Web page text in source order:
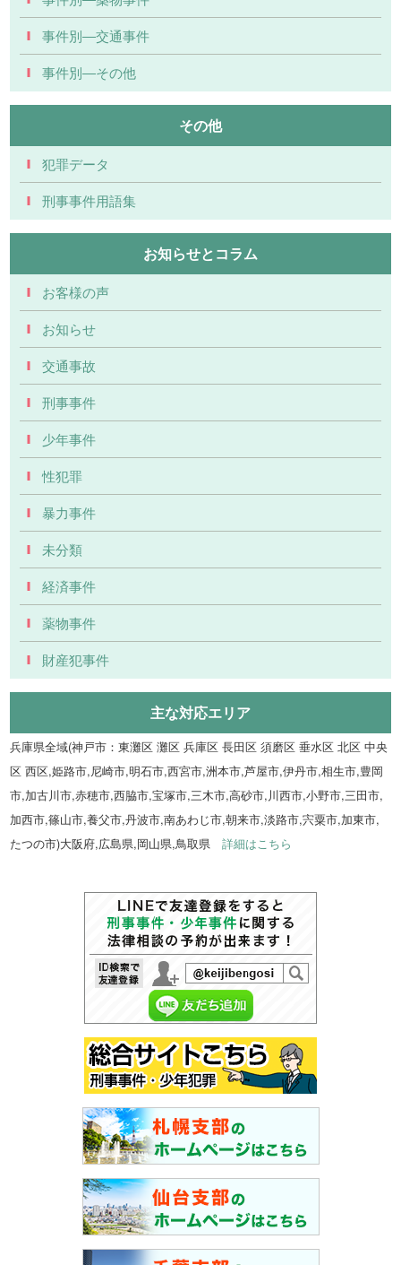
事件別―交通事件
事件別―その他
その他
犯罪データ
刑事事件用語集
お知らせとコラム
お客様の声
お知らせ
交通事故
刑事事件
少年事件
性犯罪
暴力事件
未分類
経済事件
薬物事件
財産犯事件
主な対応エリア
兵庫県全域(神戸市：東灘区 灘区 兵庫区 長田区 須磨区 垂水区 北区 中央
区 西区,姫路市,尼崎市,明石市,西宮市,洲本市,芦屋市,伊丹市,相生市,豊岡
市,加古川市,赤穂市,西脇市,宝塚市,三木市,高砂市,川西市,小野市,三田市,
加西市,篠山市,養父市,丹波市,南あわじ市,朝来市,淡路市,宍粟市,加東市,
たつの市)大阪府,広島県,岡山県,鳥取県詳細はこちら